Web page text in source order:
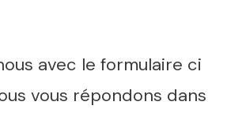
avec le formulaire ci
vous répondons dans